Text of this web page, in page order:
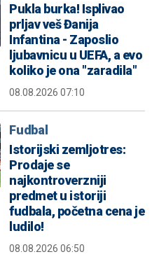
Pukla burka! Isplivao
prljav veš Đanija
Infantina - Zaposlio
ljubavnicu u UEFA, a evo
koliko je ona "zaradila"
08.08.2026 07:10
Fudbal
Istorijski zemljotres:
Prodaje se
najkontroverzniji
predmet u istoriji
fudbala, početna cena je
ludilo!
08.08.2026 06:50